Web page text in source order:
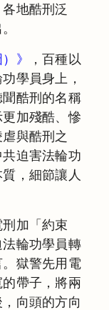
地酷刑泛
》
，百種以
學員身上，
酷刑的名稱
加殘酷、慘
與酷刑之
迫害法輪功
，細節讓人
加「約束
輪功學員轉
獄警先用電
帶子，將兩
向頭的方向